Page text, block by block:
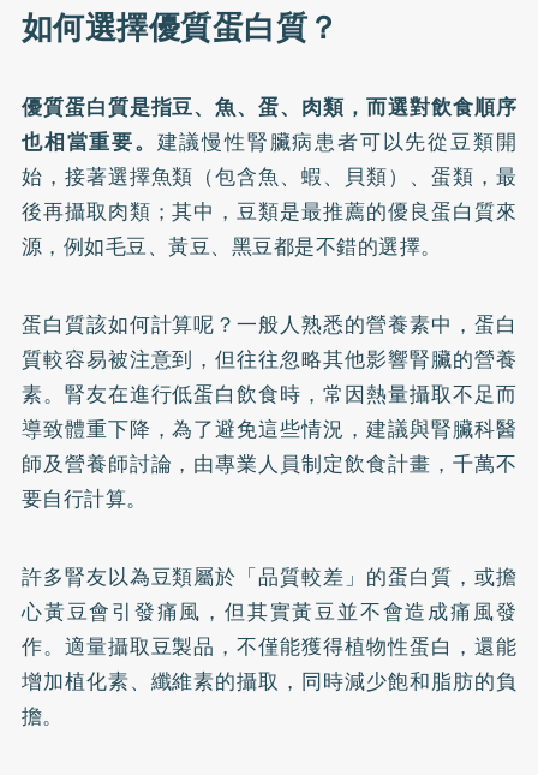
如何選擇優質蛋白質？
優質蛋白質是指豆、魚、蛋、肉類，而選對飲食順序
也相當重要。 建議慢性腎臟病患者可以先從豆類開
始，接著選擇魚類（包含魚、蝦、貝類）、蛋類，最
後再攝取肉類；其中，豆類是最推薦的優良蛋白質來
源，例如毛豆、黃豆、黑豆都是不錯的選擇。
蛋白質該如何計算呢？一般人熟悉的營養素中，蛋白
質較容易被注意到，但往往忽略其他影響腎臟的營養
素。腎友在進行低蛋白飲食時，常因熱量攝取不足而
導致體重下降，為了避免這些情況，建議與腎臟科醫
師及營養師討論，由專業人員制定飲食計畫，千萬不
要自行計算。
許多腎友以為豆類屬於「品質較差」的蛋白質，或擔
心黃豆會引發痛風，但其實黃豆並不會造成痛風發
作。適量攝取豆製品，不僅能獲得植物性蛋白，還能
增加植化素、纖維素的攝取，同時減少飽和脂肪的負
擔。